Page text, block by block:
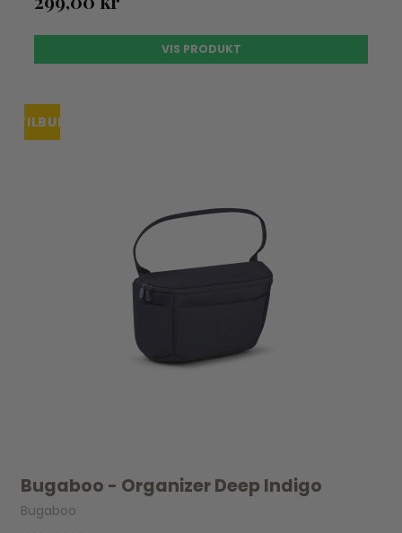
VIS PRODUKT
TILBUDUDSOLGT
Bugaboo - Organizer Deep Indigo
Bugaboo